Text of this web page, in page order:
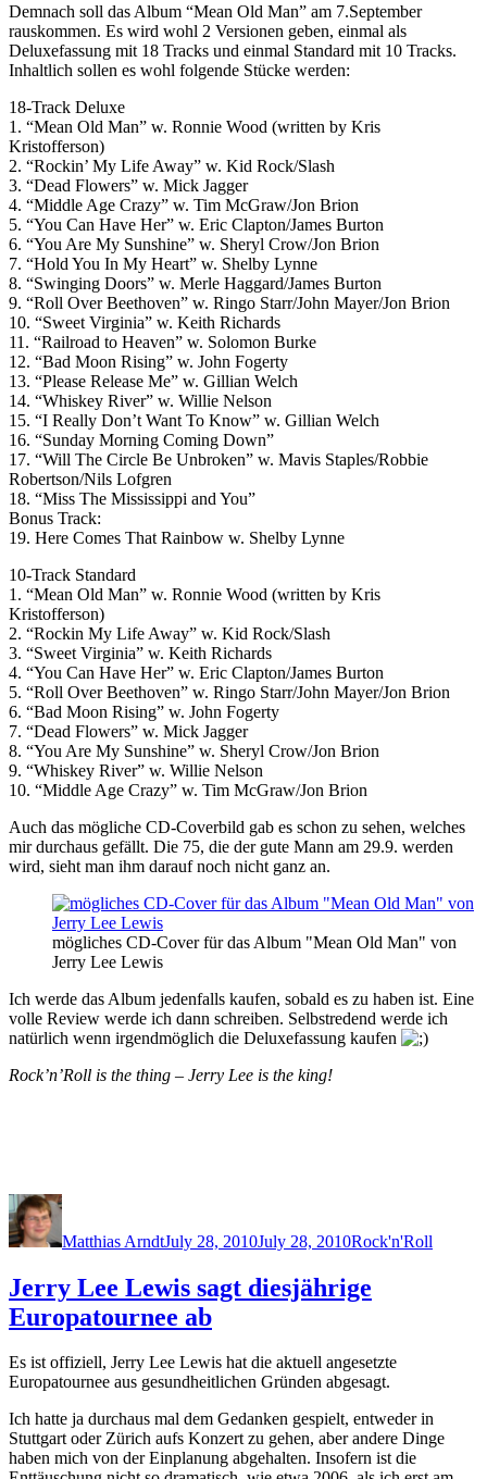
Demnach soll das Album “Mean Old Man” am 7.September
rauskommen. Es wird wohl 2 Versionen geben, einmal als
Deluxefassung mit 18 Tracks und einmal Standard mit 10 Tracks.
Inhaltlich sollen es wohl folgende Stücke werden:
18-Track Deluxe
1. “Mean Old Man” w. Ronnie Wood (written by Kris
Kristofferson)
2. “Rockin’ My Life Away” w. Kid Rock/Slash
3. “Dead Flowers” w. Mick Jagger
4. “Middle Age Crazy” w. Tim McGraw/Jon Brion
5. “You Can Have Her” w. Eric Clapton/James Burton
6. “You Are My Sunshine” w. Sheryl Crow/Jon Brion
7. “Hold You In My Heart” w. Shelby Lynne
8. “Swinging Doors” w. Merle Haggard/James Burton
9. “Roll Over Beethoven” w. Ringo Starr/John Mayer/Jon Brion
10. “Sweet Virginia” w. Keith Richards
11. “Railroad to Heaven” w. Solomon Burke
12. “Bad Moon Rising” w. John Fogerty
13. “Please Release Me” w. Gillian Welch
14. “Whiskey River” w. Willie Nelson
15. “I Really Don’t Want To Know” w. Gillian Welch
16. “Sunday Morning Coming Down”
17. “Will The Circle Be Unbroken” w. Mavis Staples/Robbie
Robertson/Nils Lofgren
18. “Miss The Mississippi and You”
Bonus Track:
19. Here Comes That Rainbow w. Shelby Lynne
10-Track Standard
1. “Mean Old Man” w. Ronnie Wood (written by Kris
Kristofferson)
2. “Rockin My Life Away” w. Kid Rock/Slash
3. “Sweet Virginia” w. Keith Richards
4. “You Can Have Her” w. Eric Clapton/James Burton
5. “Roll Over Beethoven” w. Ringo Starr/John Mayer/Jon Brion
6. “Bad Moon Rising” w. John Fogerty
7. “Dead Flowers” w. Mick Jagger
8. “You Are My Sunshine” w. Sheryl Crow/Jon Brion
9. “Whiskey River” w. Willie Nelson
10. “Middle Age Crazy” w. Tim McGraw/Jon Brion
Auch das mögliche CD-Coverbild gab es schon zu sehen, welches
mir durchaus gefällt. Die 75, die der gute Mann am 29.9. werden
wird, sieht man ihm darauf noch nicht ganz an.
mögliches CD-Cover für das Album "Mean Old Man" von
Jerry Lee Lewis
Ich werde das Album jedenfalls kaufen, sobald es zu haben ist. Eine
volle Review werde ich dann schreiben. Selbstredend werde ich
natürlich wenn irgendmöglich die Deluxefassung kaufen
Rock’n’Roll is the thing – Jerry Lee is the king!
Author
Matthias ArndtJuly 28, 2010July 28, 2010Rock'n'Roll
Jerry Lee Lewis sagt diesjährige
Europatournee ab
Es ist offiziell, Jerry Lee Lewis hat die aktuell angesetzte
Europatournee aus gesundheitlichen Gründen abgesagt.
Ich hatte ja durchaus mal dem Gedanken gespielt, entweder in
Stuttgart oder Zürich aufs Konzert zu gehen, aber andere Dinge
haben mich von der Einplanung abgehalten. Insofern ist die